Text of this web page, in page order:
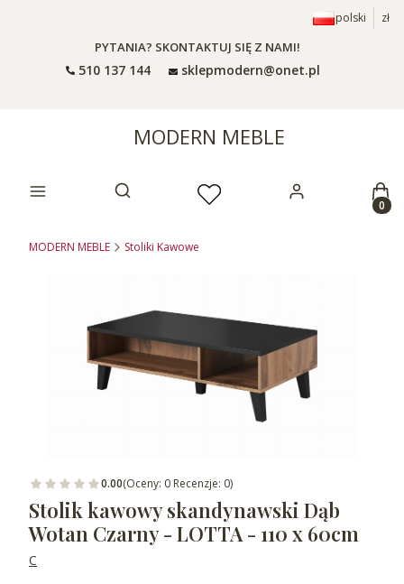
polski zł
PYTANIA? SKONTAKTUJ SIĘ Z NAMI!
510 137 144 sklepmodern@onet.pl
MODERN MEBLE
Otwórz wyszukiwarkę
MODERN MEBLE Stoliki Kawowe
0.00(Oceny: 0 Recenzje: 0)
Stolik kawowy skandynawski Dąb
Wotan Czarny - LOTTA - 110 x 60cm
C